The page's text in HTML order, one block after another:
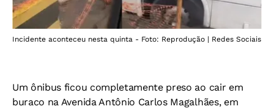
Incidente aconteceu nesta quinta - Foto: Reprodução | Redes Sociais
Um ônibus ficou completamente preso ao cair em
buraco na Avenida Antônio Carlos Magalhães, em